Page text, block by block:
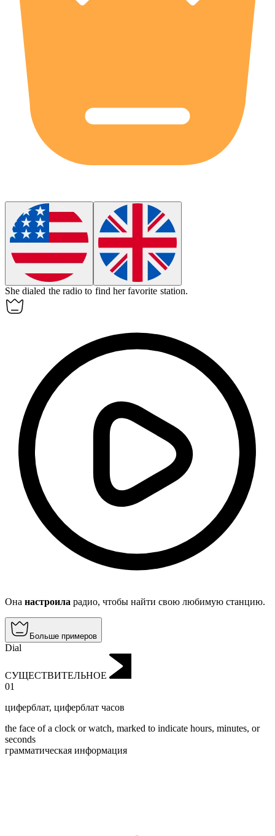
Shedialed the radio to find her favorite station.
Она настроила радио, чтобы найти свою любимую станцию.
Больше примеров
Dial
СУЩЕСТВИТЕЛЬНОЕ
01
циферблат, циферблат часов
the face of a clock or watch, marked to indicate hours, minutes, or
seconds
грамматическая информация